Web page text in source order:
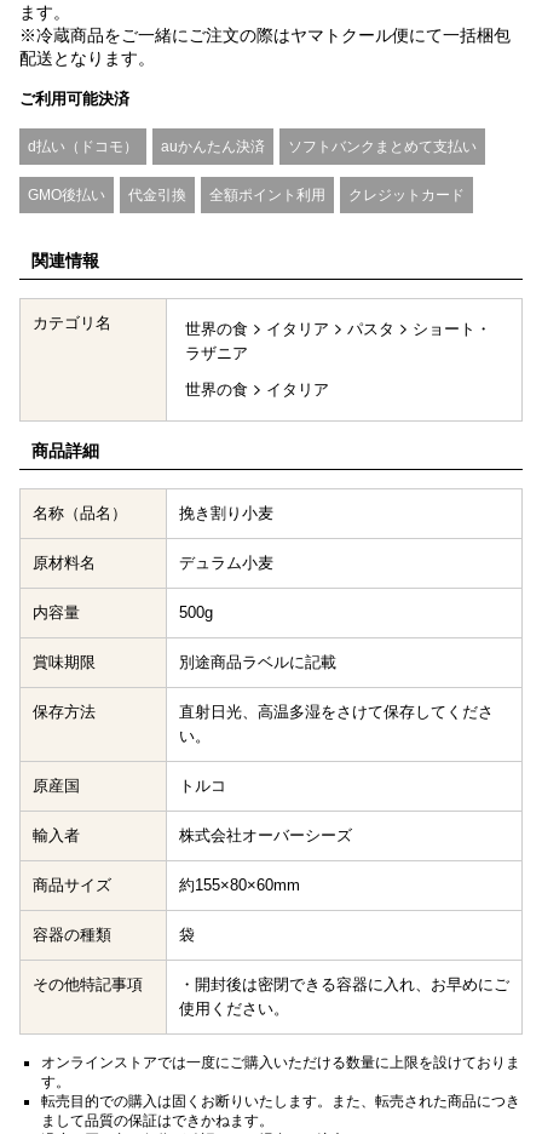
ます。
※冷蔵商品をご一緒にご注文の際はヤマトクール便にて一括梱包
配送となります。
ご利用可能決済
d払い（ドコモ） auかんたん決済 ソフトバンクまとめて支払い
GMO後払い 代金引換 全額ポイント利用 クレジットカード
関連情報
カテゴリ名 世界の食 イタリア パスタ
ショート・
ラザニア
世界の食
イタリア
商品詳細
名称（品名） 挽き割り小麦
原材料名 デュラム小麦
内容量 500g
賞味期限 別途商品ラベルに記載
保存方法
直射日光、高温多湿をさけて保存してくださ
い。
原産国 トルコ
輸入者 株式会社オーバーシーズ
商品サイズ 約155×80×60mm
容器の種類 袋
その他特記事項
・開封後は密閉できる容器に入れ、お早めにご
使用ください。
オンラインストアでは一度にご購入いただける数量に上限を設けておりま
す。
転売目的での購入は固くお断りいたします。また、転売された商品につき
まして品質の保証はできかねます。